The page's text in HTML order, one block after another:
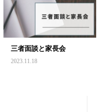
三者面談と家長会
2023.11.18